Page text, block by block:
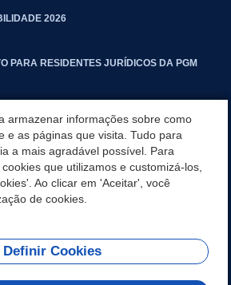
2026
PARA RESIDENTES JURÍDICOS DA PGM
IMOBILIÁRIOS SEINFRA
armazenar informações sobre como
e as páginas que visita. Tudo para
a mais agradável possível. Para
que utilizamos e customizá-los,
Ao clicar em 'Aceitar', você
de cookies.
Definir Cookies